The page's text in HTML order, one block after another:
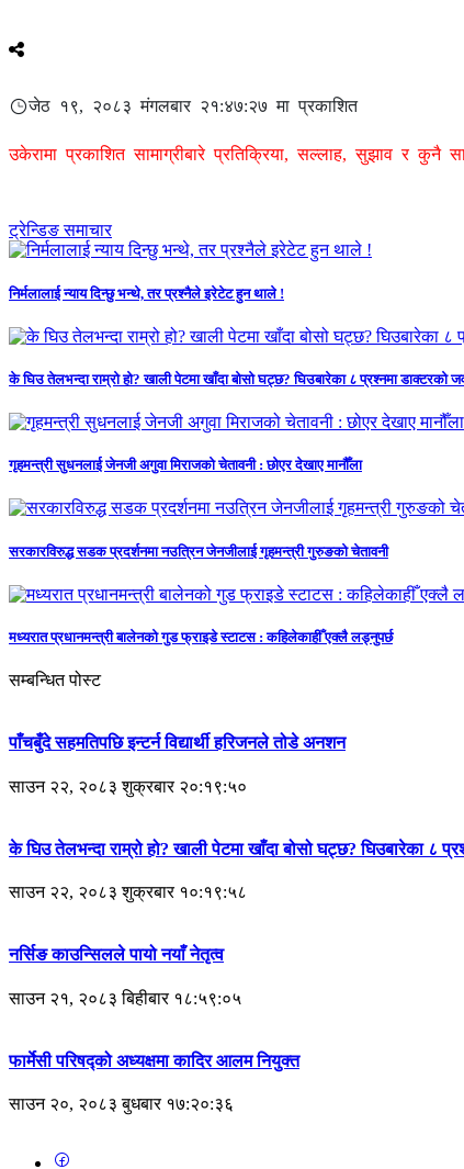
जेठ १९, २०८३ मंगलबार २१:४७:२७ मा प्रकाशित
उकेरामा प्रकाशित सामाग्रीबारे प्रतिक्रिया, सल्लाह, सुझाव र कुनै
ट्रेन्डिङ समाचार
निर्मलालाई न्याय दिन्छु भन्थे, तर प्रश्नैले इरेटेट हुन थाले !
के घिउ तेलभन्दा राम्रो हो? खाली पेटमा खाँदा बोसो घट्छ? घिउबारेका ८ प्रश्नमा डाक्टरको
गृहमन्त्री सुधनलाई जेनजी अगुवा मिराजको चेतावनी : छोएर देखाए मानौँला
सरकारविरुद्ध सडक प्रदर्शनमा नउत्रिन जेनजीलाई गृहमन्त्री गुरुङको चेतावनी
मध्यरात प्रधानमन्त्री बालेनको गुड फ्राइडे स्टाटस : कहिलेकाहीँ एक्लै लड्नुपर्छ
सम्बन्धित पोस्ट
पाँचबुँदे सहमतिपछि इन्टर्न विद्यार्थी हरिजनले तोडे अनशन
साउन २२, २०८३ शुक्रबार २०:१९:५०
के घिउ तेलभन्दा राम्रो हो? खाली पेटमा खाँदा बोसो घट्छ? घिउबारेका ८
साउन २२, २०८३ शुक्रबार १०:१९:५८
नर्सिङ काउन्सिलले पायो नयाँ नेतृत्व
साउन २१, २०८३ बिहीबार १८:५९:०५
फार्मेसी परिषद्को अध्यक्षमा कादिर आलम नियुक्त
साउन २०, २०८३ बुधबार १७:२०:३६